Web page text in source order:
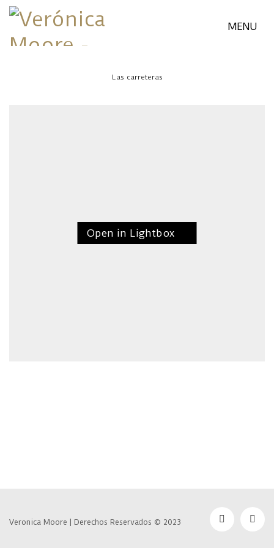
MENU
Las carreteras
Open in Lightbox
Veronica Moore | Derechos Reservados © 2023